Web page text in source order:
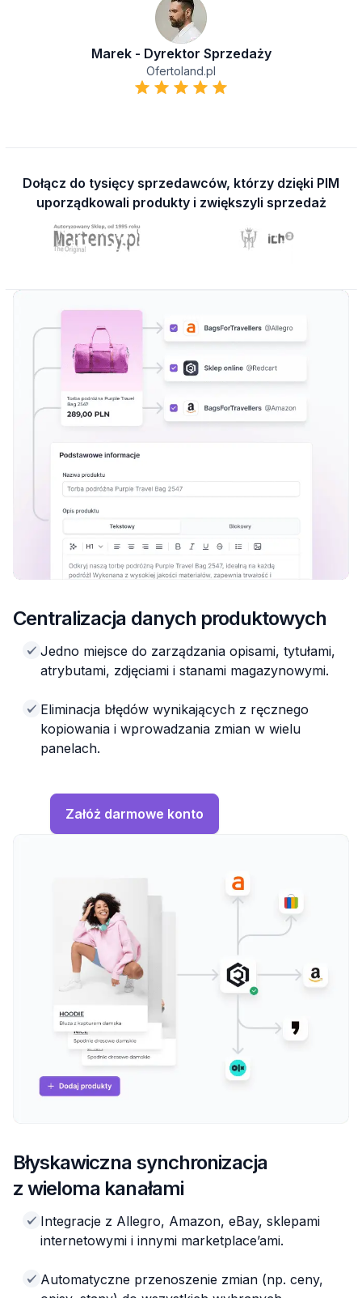
Marek - Dyrektor Sprzedaży
Ofertoland.pl
Dołącz do tysięcy sprzedawców, którzy dzięki PIM
uporządkowali produkty i zwiększyli sprzedaż
Centralizacja danych produktowych
Jedno miejsce do zarządzania opisami, tytułami,
atrybutami, zdjęciami i stanami magazynowymi.
Eliminacja błędów wynikających z ręcznego
kopiowania i wprowadzania zmian w wielu
panelach.
Załóż darmowe konto
Błyskawiczna synchronizacja
z wieloma kanałami
Integracje z Allegro, Amazon, eBay, sklepami
internetowymi i innymi marketplace’ami.
Automatyczne przenoszenie zmian (np. ceny,